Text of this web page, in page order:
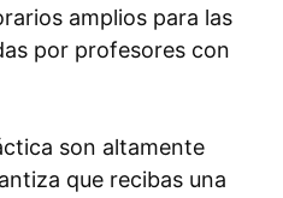
amplios para las
por profesores con
son altamente
que recibas una